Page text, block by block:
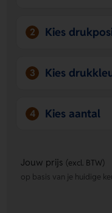
2 Kies
3 Kies
4 Kies aantal
Jouw prijs (excl. BTW)
op basis van je huidige